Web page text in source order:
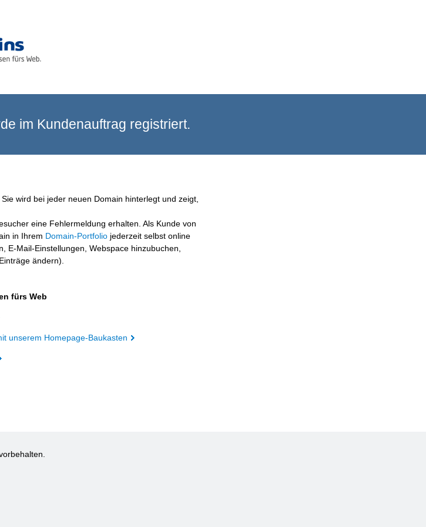
im Kundenauftrag registriert.
wird bei jeder neuen Domain hinterlegt und zeigt,
eine Fehlermeldung erhalten. Als Kunde von
in Ihrem Domain-Portfolio jederzeit selbst online
E-Mail-Einstellungen, Webspace hinzubuchen,
ändern).
fürs Web
unserem Homepage-Baukasten